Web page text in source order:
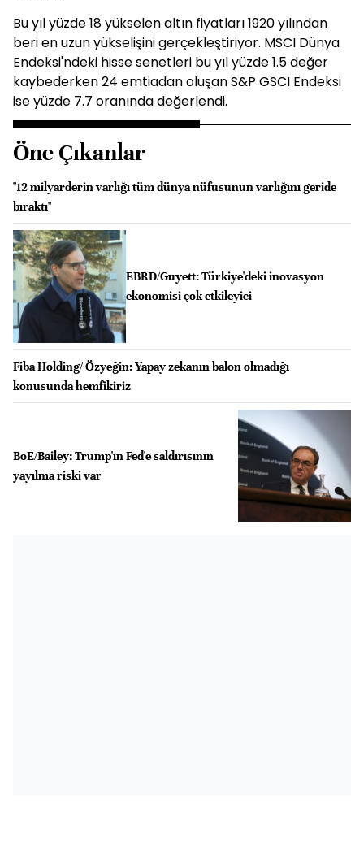
Bu yıl yüzde 18 yükselen altın fiyatları 1920 yılından
beri en uzun yükselişini gerçekleştiriyor. MSCI Dünya
Endeksi'ndeki hisse senetleri bu yıl yüzde 1.5 değer
kaybederken 24 emtiadan oluşan S&P GSCI Endeksi
ise yüzde 7.7 oranında değerlendi.
Öne Çıkanlar
"12 milyarderin varlığı tüm dünya nüfusunun varlığını geride
bıraktı"
EBRD/Guyett: Türkiye'deki inovasyon
ekonomisi çok etkileyici
Fiba Holding/ Özyeğin: Yapay zekanın balon olmadığı
konusunda hemfikiriz
BoE/Bailey: Trump'ın Fed'e saldırısının
yayılma riski var